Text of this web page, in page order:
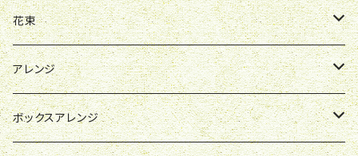
花束
母の日
お祝い
アレンジ
母の日
ボックスアレンジ